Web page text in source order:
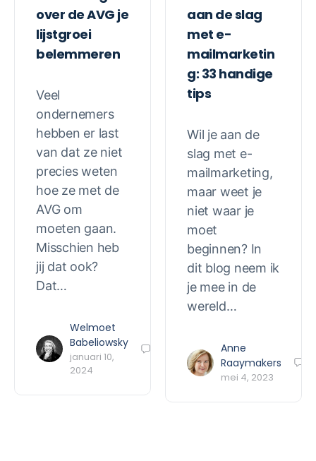
over de AVG je
lijstgroei
belemmeren
Veel
ondernemers
hebben er last
van dat ze niet
precies weten
hoe ze met de
AVG om
moeten gaan.
Misschien heb
jij dat ook?
Dat…
Welmoet
Babeliowsky
januari 10,
2024
aan de slag
met e-
mailmarketin
g: 33 handige
tips
Wil je aan de
slag met e-
mailmarketing,
maar weet je
niet waar je
moet
beginnen? In
dit blog neem ik
je mee in de
wereld…
Anne
Raaymakers
mei 4, 2023